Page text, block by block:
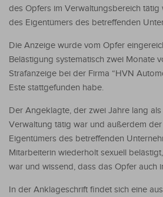
des Opfers im Verwaltungsbereich tätig
des Eigentümers des betreffenden
Die Anzeige wurde vom Opfer
Belästigung systematisch zwei Monate
Strafanzeige bei der Firma “HVN
Este stattgefunden habe.
Der Angeklagte, der zwei Jahre lang
Verwaltung tätig war und außerdem
Eigentümers des betreffenden
Mitarbeiterin wiederholt sexuell
war und wissend, dass das Opfer auch
In der Anklageschrift findet sich eine